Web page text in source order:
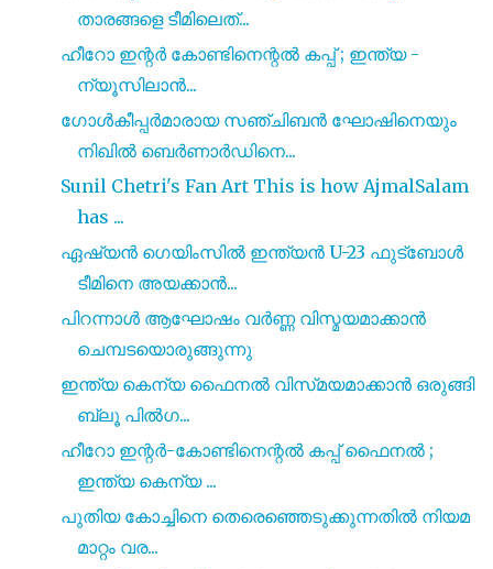
താരങ്ങളെ ടീമിലെത്...
ഹീറോ ഇന്റർ കോണ്ടിനെന്റൽ കപ്പ് ; ഇന്ത്യ -
ന്യൂസിലാൻ...
ഗോൾകീപ്പർമാരായ സഞ്ചിബൻ ഘോഷിനെയും
നിഖിൽ ബെർണാർഡിനെ...
Sunil Chetri's Fan Art This is how AjmalSalam
has ...
ഏഷ്യൻ ഗെയിംസിൽ ഇന്ത്യൻ U-23 ഫുട്ബോൾ
ടീമിനെ അയക്കാൻ...
പിറന്നാൾ ആഘോഷം വർണ്ണ വിസ്മയമാക്കാൻ
ചെമ്പടയൊരുങ്ങുന്നു
ഇന്ത്യ കെന്യ ഫൈനൽ വിസ്‌മയമാക്കാൻ ഒരുങ്ങി
ബ്ലൂ പിൽഗ...
ഹീറോ ഇന്റർ-കോണ്ടിനെന്റൽ കപ്പ് ഫൈനൽ ;
ഇന്ത്യ കെന്യ ...
പുതിയ കോച്ചിനെ തെരെഞ്ഞെടുക്കുന്നതിൽ നിയമ
മാറ്റം വര...